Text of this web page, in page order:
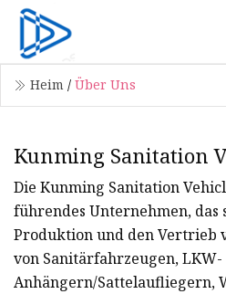
Heim / Über Uns
Kunming Sanitation
Die Kunming Sanitation
führendes Unternehmen, das
Produktion und den Vertrieb
von Sanitärfahrzeugen, LKW-
Anhängern/Sattelaufliegern,